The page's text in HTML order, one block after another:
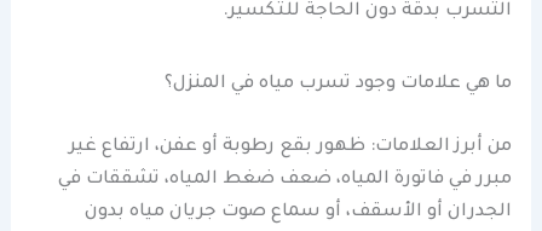
التسرب بدقة دون الحاجة للتكسير.
ما هي علامات وجود تسرب مياه في المنزل؟
من أبرز العلامات: ظهور بقع رطوبة أو عفن، ارتفاع غير
مبرر في فاتورة المياه، ضعف ضغط المياه، تشققات في
الجدران أو الأسقف، أو سماع صوت جريان مياه بدون